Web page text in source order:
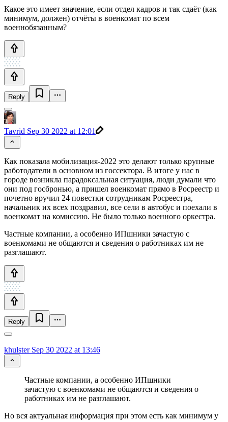
Какое это имеет значение, если отдел кадров и так сдаёт (как
минимум, должен) отчёты в военкомат по всем
военнобязанным?
Reply
Tavrid Sep 30 2022 at 12:01
Как показала мобилизация-2022 это делают только крупные
работодатели в основном из госсектора. В итоге у нас в
городе возникла парадоксальная ситуация, люди думали что
они под госбронью, а пришел военкомат прямо в Росреестр и
почетно вручил 24 повестки сотрудникам Росреестра,
начальник их всех поздравил, все сели в автобус и поехали в
военкомат на комиссию. Не было только военного оркестра.
Частные компании, а особенно ИПшники зачастую с
военкомами не общаются и сведения о работниках им не
разглашают.
Reply
khulsterSep 30 2022 at 13:46
Частные компании, а особенно ИПшники
зачастую с военкомами не общаются и сведения о
работниках им не разглашают.
Но вся актуальная информация при этом есть как минимум у